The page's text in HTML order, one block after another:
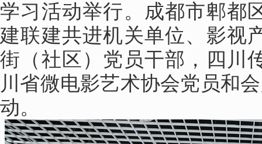
学习活动举行。成都市郫都
建联建共进机关单位、影视
街（社区）党员干部，四川
川省微电影艺术协会党员和
动。